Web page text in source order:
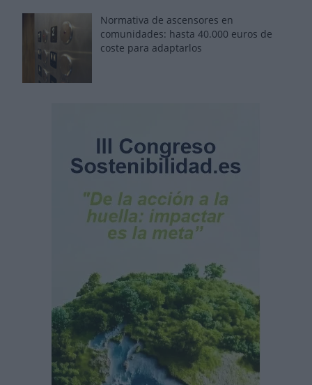
Normativa de ascensores en
comunidades: hasta 40.000 euros de
coste para adaptarlos